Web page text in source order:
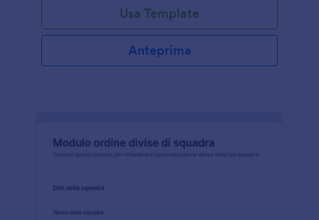
Usa Template
Anteprima